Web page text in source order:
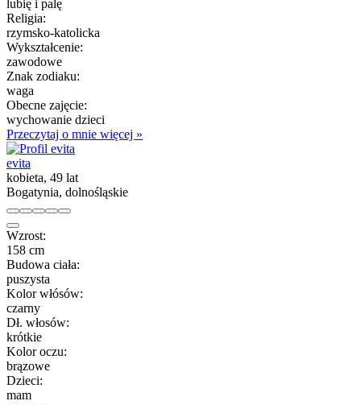
lubię i palę
Religia:
rzymsko-katolicka
Wykształcenie:
zawodowe
Znak zodiaku:
waga
Obecne zajęcie:
wychowanie dzieci
Przeczytaj o mnie więcej »
evita
kobieta, 49 lat
Bogatynia, dolnośląskie
Wzrost:
158 cm
Budowa ciała:
puszysta
Kolor włósów:
czarny
Dł. włosów:
krótkie
Kolor oczu:
brązowe
Dzieci:
mam